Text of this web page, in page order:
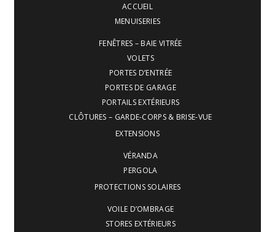
ACCUEIL
MENUISERIES
FENÊTRES – BAIE VITRÉE
VOLETS
PORTES D’ENTRÉE
PORTES DE GARAGE
PORTAILS EXTÉRIEURS
CLÔTURES – GARDE-CORPS & BRISE-VUE
EXTENSIONS
VÉRANDA
PERGOLA
PROTECTIONS SOLAIRES
VOILE D’OMBRAGE
STORES EXTÉRIEURS